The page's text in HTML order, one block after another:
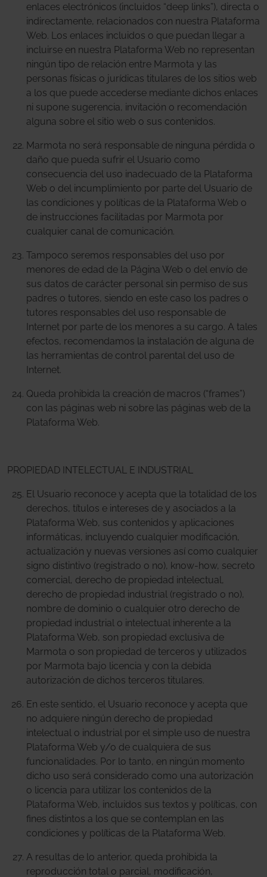
enlaces electrónicos (incluidos “deep links”), directa o
indirectamente, relacionados con nuestra Plataforma
Web. Los enlaces incluidos o que puedan llegar a
incluirse en nuestra Plataforma Web no representan
ningún tipo de relación entre Marmota y las
personas físicas o jurídicas titulares de los sitios web
a los que puede accederse mediante dichos enlaces
ni supone sugerencia, invitación o recomendación
alguna sobre el sitio web o sus contenidos.
Marmota no será responsable de ninguna pérdida o
daño que pueda sufrir el Usuario como
consecuencia del uso inadecuado de la Plataforma
Web o del incumplimiento por parte del Usuario de
las condiciones y políticas de la Plataforma Web o
de instrucciones facilitadas por Marmota por
cualquier canal de comunicación.
Tampoco seremos responsables del uso por
menores de edad de la Página Web o del envío de
sus datos de carácter personal sin permiso de sus
padres o tutores, siendo en este caso los padres o
tutores responsables del uso responsable de
Internet por parte de los menores a su cargo. A tales
efectos, recomendamos la instalación de alguna de
las herramientas de control parental del uso de
Internet.
Queda prohibida la creación de macros (“frames”)
con las páginas web ni sobre las páginas web de la
Plataforma Web.
PROPIEDAD INTELECTUAL E INDUSTRIAL
El Usuario reconoce y acepta que la totalidad de los
derechos, títulos e intereses de y asociados a la
Plataforma Web, sus contenidos y aplicaciones
informáticas, incluyendo cualquier modificación,
actualización y nuevas versiones así como cualquier
signo distintivo (registrado o no), know-how, secreto
comercial, derecho de propiedad intelectual,
derecho de propiedad industrial (registrado o no),
nombre de dominio o cualquier otro derecho de
propiedad industrial o intelectual inherente a la
Plataforma Web, son propiedad exclusiva de
Marmota o son propiedad de terceros y utilizados
por Marmota bajo licencia y con la debida
autorización de dichos terceros titulares.
En este sentido, el Usuario reconoce y acepta que
no adquiere ningún derecho de propiedad
intelectual o industrial por el simple uso de nuestra
Plataforma Web y/o de cualquiera de sus
funcionalidades. Por lo tanto, en ningún momento
dicho uso será considerado como una autorización
o licencia para utilizar los contenidos de la
Plataforma Web, incluidos sus textos y políticas, con
fines distintos a los que se contemplan en las
condiciones y políticas de la Plataforma Web.
A resultas de lo anterior, queda prohibida la
reproducción total o parcial, modificación,